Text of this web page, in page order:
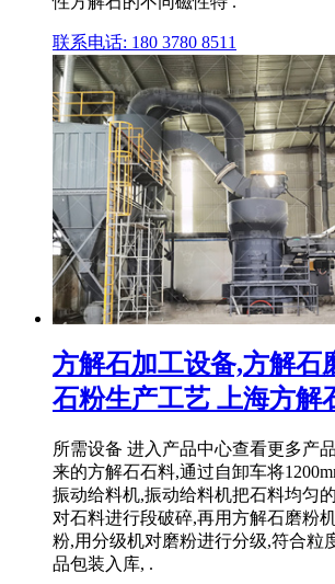
联系电话: 180 3780 8511
方解石加工设备,方解石
石粉生产工艺 上海方解
所需设备 进入产品中心查看更多产
来的方解石石料,通过自卸车将
振动给料机,振动给料机把石料均匀
对石料进行段破碎,再用方解石磨粉
粉,用分级机对磨粉进行分级,符合粒
品包装入库, .